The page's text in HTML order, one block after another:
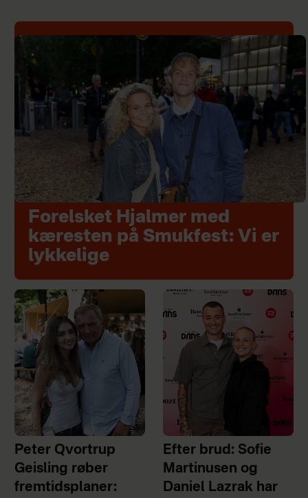
Forelsket Hjalmer med
kæresten på Smukfest: Vi er
lykkelige
Peter Qvortrup
Geisling røber
fremtidsplaner:
Efter brud: Sofie
Martinusen og
Daniel Lazrak har